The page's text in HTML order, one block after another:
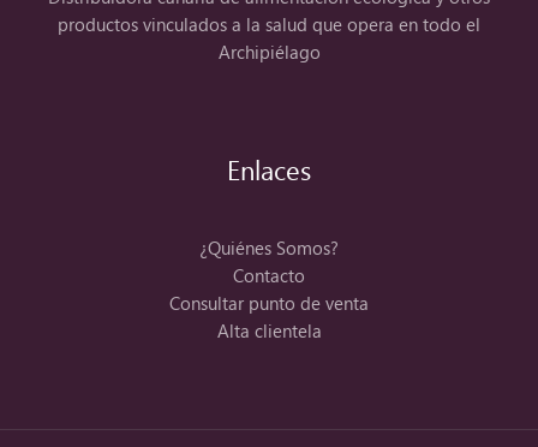
productos vinculados a la salud que opera en todo el
Archipiélago
Enlaces
¿Quiénes Somos?
Contacto
Consultar punto de venta
Alta clientela